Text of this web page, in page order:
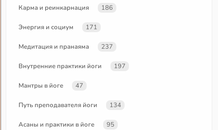
Карма и реинкарнация 186
Энергия и социум 171
Медитация и пранаяма 237
Внутренние практики йоги 197
Мантры в йоге 47
Путь преподавателя йоги 134
Асаны и практики в йоге 95